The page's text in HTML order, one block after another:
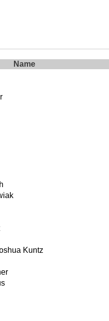
Name
Kuntz